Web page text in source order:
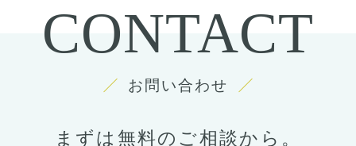
CONTACT
お問い合わせ
まずは無料のご相談から。